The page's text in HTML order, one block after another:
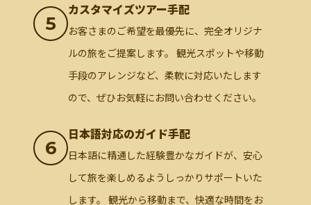
5
カスタマイズツアー手配
お客さまのご希望を最優先に、完全オリジナ
ルの旅をご提案します。 観光スポットや移動
手段のアレンジなど、柔軟に対応いたします
ので、ぜひお気軽にお問い合わせください。
6
日本語対応のガイド手配
日本語に精通した経験豊かなガイドが、安心
して旅を楽しめるようしっかりサポートいた
します。 観光から移動まで、快適な時間をお